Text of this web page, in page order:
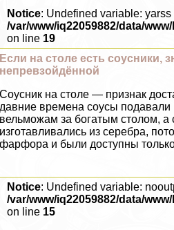
Notice: Undefined variable: yarss
/var/www/iq22059882/data/
on line 19
Если на столе есть соусники,
непревзойдённой
Соусник на столе — признак
давние времена соусы подавали
вельможам за богатым столом, а
изготавливались из серебра,
фарфора и были доступны только
Notice: Undefined variable:
/var/www/iq22059882/data/
on line 15